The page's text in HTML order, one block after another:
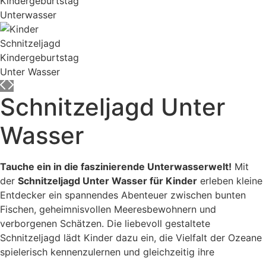
Schnitzeljagd Unter
Wasser
Tauche ein in die faszinierende Unterwasserwelt! Mit
der Schnitzeljagd Unter Wasser für Kinder erleben kleine
Entdecker ein spannendes Abenteuer zwischen bunten
Fischen, geheimnisvollen Meeresbewohnern und
verborgenen Schätzen. Die liebevoll gestaltete
Schnitzeljagd lädt Kinder dazu ein, die Vielfalt der Ozeane
spielerisch kennenzulernen und gleichzeitig ihre